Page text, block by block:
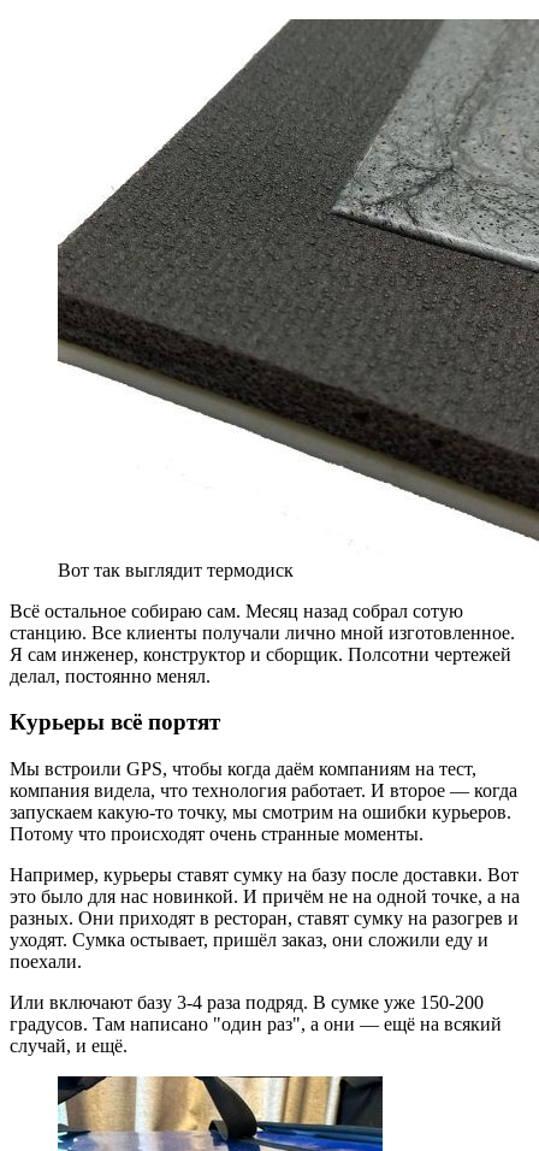
Вот так выглядит термодиск
Всё остальное собираю сам. Месяц назад собрал сотую
станцию. Все клиенты получали лично мной изготовленное.
Я сам инженер, конструктор и сборщик. Полсотни чертежей
делал, постоянно менял.
Курьеры всё портят
Мы встроили GPS, чтобы когда даём компаниям на тест,
компания видела, что технология работает. И второе — когда
запускаем какую-то точку, мы смотрим на ошибки курьеров.
Потому что происходят очень странные моменты.
Например, курьеры ставят сумку на базу после доставки. Вот
это было для нас новинкой. И причём не на одной точке, а на
разных. Они приходят в ресторан, ставят сумку на разогрев и
уходят. Сумка остывает, пришёл заказ, они сложили еду и
поехали.
Или включают базу 3-4 раза подряд. В сумке уже 150-200
градусов. Там написано "один раз", а они — ещё на всякий
случай, и ещё.